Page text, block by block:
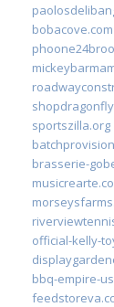
bobacove.com
sportszilla.org
brasserie-
official-kelly-
bbq-empire-